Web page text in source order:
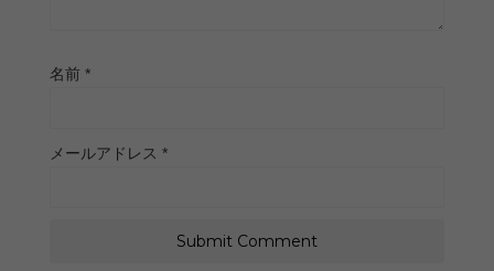
名前 *
メールアドレス *